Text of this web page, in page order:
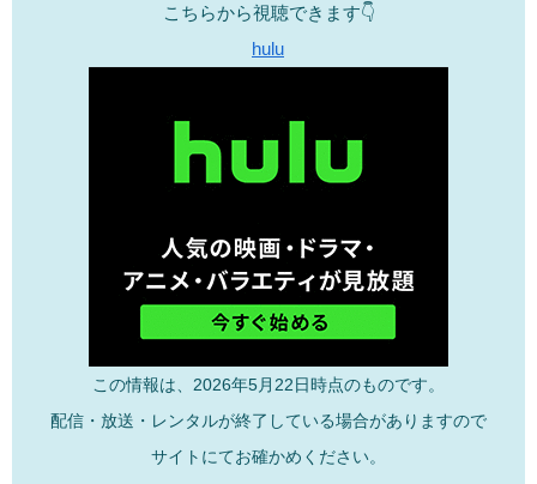
こちらから視聴できます👇
hulu
この情報は、2026年5月22日時点のものです。
配信・放送・レンタルが終了している場合がありますので
サイトにてお確かめください。